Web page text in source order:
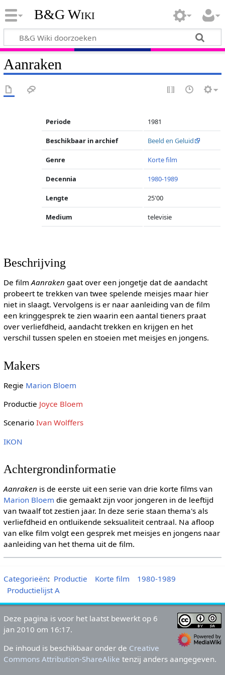
B&G Wiki
Aanraken
Periode 1981
Beschikbaar in archief Beeld en Geluid
Genre Korte film
Decennia 1980-1989
Lengte 25'00
Medium televisie
Beschrijving
De filmAanraken gaat over een jongetje dat de aandacht
probeert te trekken van twee spelende meisjes maar hier
niet in slaagt. Vervolgens is er naar aanleiding van de film
een kringgesprek te zien waarin een aantal tieners praat
over verliefdheid, aandacht trekken en krijgen en het
verschil tussen spelen en stoeien met meisjes en jongens.
Makers
Regie Marion Bloem
Productie Joyce Bloem
Scenario Ivan Wolffers
IKON
Achtergrondinformatie
Aanraken is de eerste uit een serie van drie korte films van
Marion Bloem die gemaakt zijn voor jongeren in de leeftijd
van twaalf tot zestien jaar. In deze serie staan thema's als
verliefdheid en ontluikende seksualiteit centraal. Na afloop
van elke film volgt een gesprek met meisjes en jongens naar
aanleiding van het thema uit de film.
Categorieën: Productie Korte film
1980-1989
Productielijst A
Deze pagina is voor het laatst bewerkt op 6
jan 2010 om 16:17.
De inhoud is beschikbaar onder de Creative
Commons Attribution-ShareAlike tenzij anders aangegeven.